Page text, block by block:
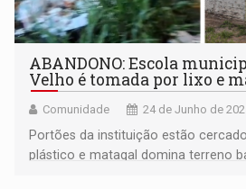
ABANDONO: Escola
Velho é tomada por lixo e
Comunidade 24 de Junho de
Portões da instituição estão
plástico e matagal domina terreno